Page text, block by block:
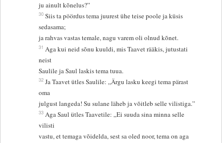
ju ainult kõnelus?”
30 Siis ta pöördus tema juurest ühe teise poole ja küsis
sedasama;
ja rahvas vastas temale, nagu varem oli olnud kõnet.
31 Aga kui neid sõnu kuuldi, mis Taavet rääkis, jutustati
neist
Saulile ja Saul laskis tema tuua.
32 Ja Taavet ütles Saulile: „Ärgu lasku keegi tema pärast
oma
julgust langeda! Su sulane läheb ja võitleb selle vilistiga.”
33 Aga Saul ütles Taavetile: „Ei suuda sina minna selle
vilisti
vastu, et temaga võidelda, sest sa oled noor, tema on aga